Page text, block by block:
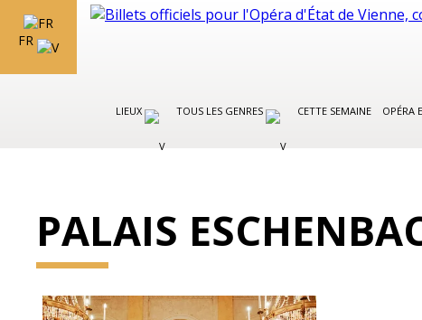
FR
LIEUX TOUS LES GENRES CETTE SEMAINE OPÉRA
PALAIS